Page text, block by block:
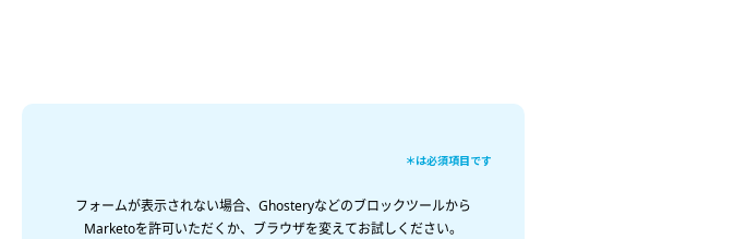
＊は必須項目です
フォームが表示されない場合、Ghosteryなどのブロックツールから
Marketoを許可いただくか、ブラウザを変えてお試しください。